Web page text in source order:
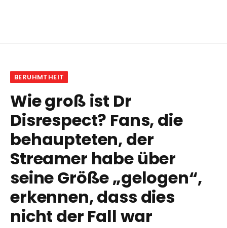
BERUHMTHEIT
Wie groß ist Dr
Disrespect? Fans, die
behaupteten, der
Streamer habe über
seine Größe „gelogen“,
erkennen, dass dies
nicht der Fall war